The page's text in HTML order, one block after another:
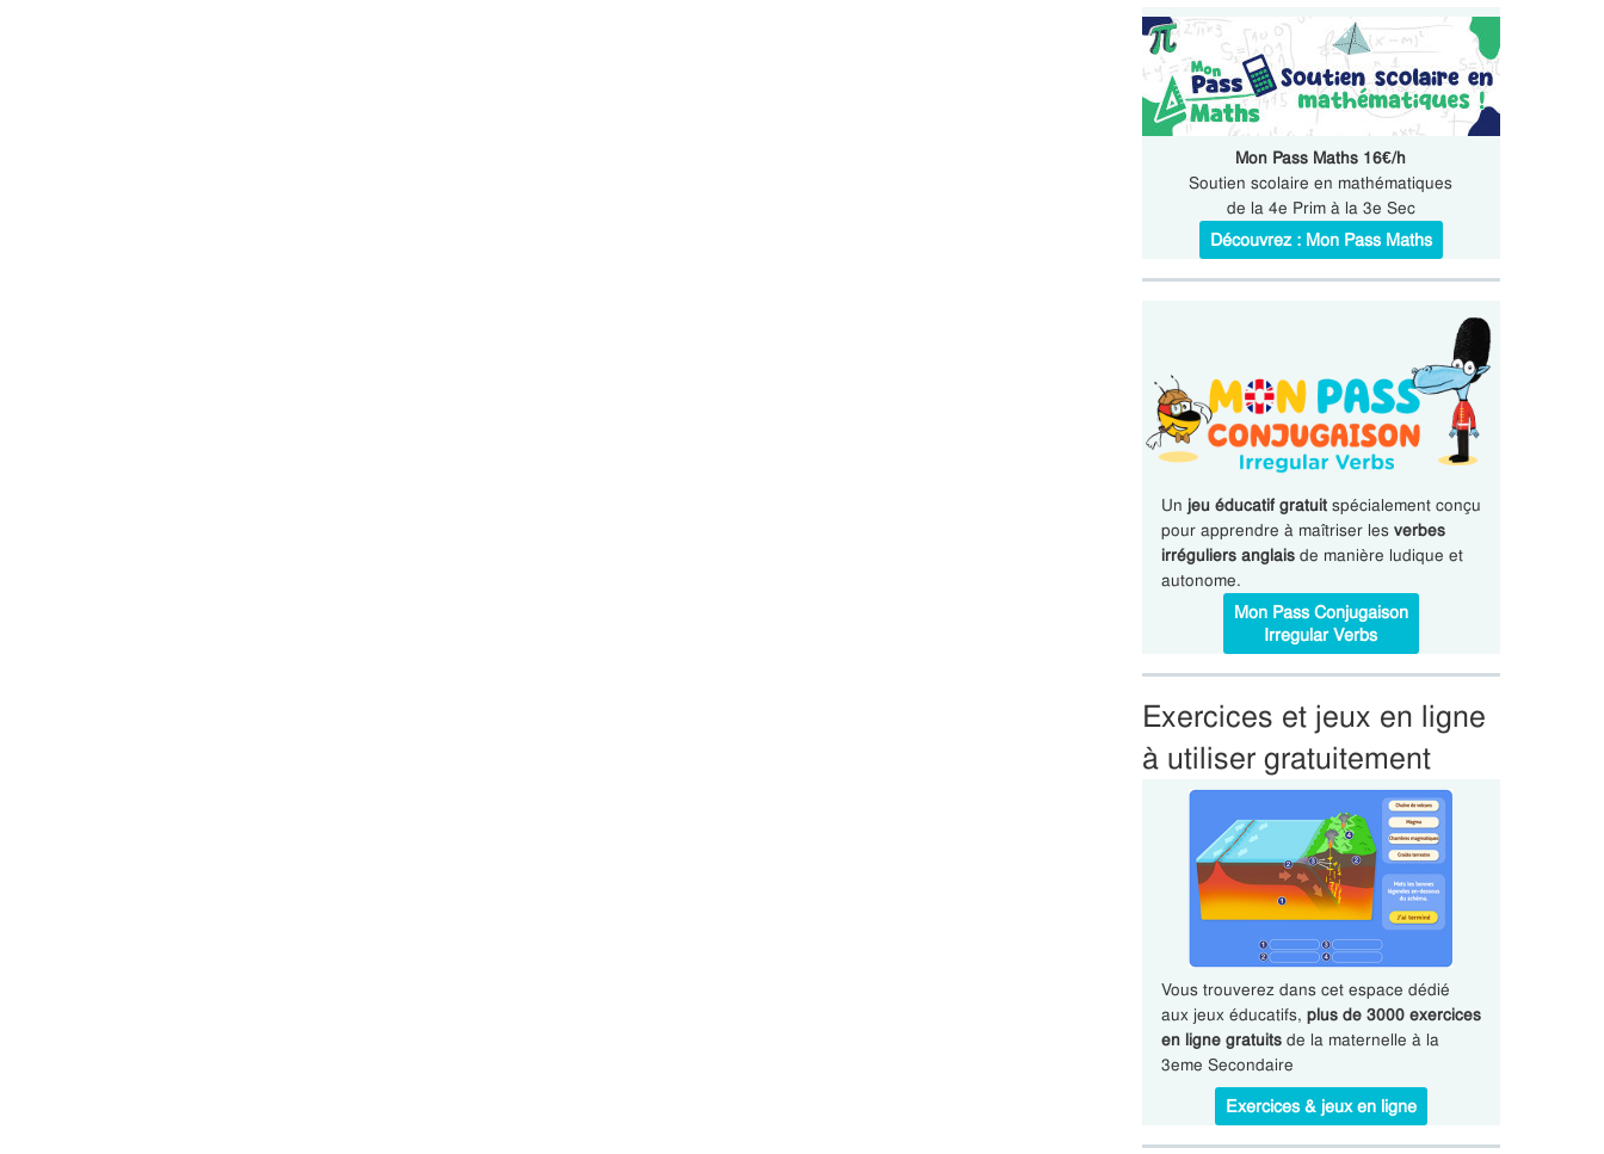
Mon Pass Maths 16€/h
Soutien scolaire en mathématiques
de la 4e Prim à la 3e Sec
Découvrez : Mon Pass Maths
Un jeu éducatif gratuitspécialement conçu
pour apprendre à maîtriser les verbes
irréguliers anglaisde manière ludique et
autonome.
Mon Pass Conjugaison
Irregular Verbs
Exercices et jeux en ligne
à utiliser gratuitement
Vous trouverez dans cet espace dédié
aux jeux éducatifs, plus de 3000 exercices
en ligne gratuitsde la maternelle à la
3eme Secondaire
Exercices & jeux en ligne